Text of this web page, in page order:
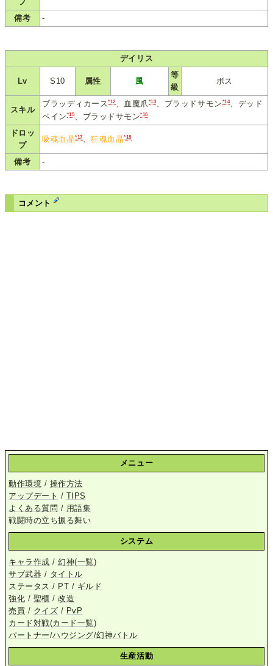
備考 -
デイリス
Lv S10 属性 風
等
級
ボス
スキル
ブラッディカース*12、血魔爪 *13、ブラッドサモン *14、デッド
ペイン *15、ブラッドサモン*16
ドロッ
プ
吸魂血晶*17、狂魂血晶*18
備考 -
コメント
メニュー
動作環境 / 操作方法
アップデート / TIPS
よくある質問 / 用語集
戦闘時の立ち振る舞い
システム
キャラ作成 /幻神(一覧)
サブ武器 / タイトル
ステータス / PT / ギルド
強化 / 聖櫃 /改造
売買 / クイズ / PvP
カード対戦(カード一覧)
パートナー/ハウジング/幻神バトル
生産活動